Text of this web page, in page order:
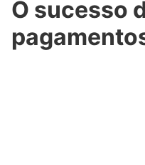
O sucesso